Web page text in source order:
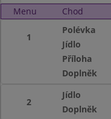
Menu
Chod
1
Polévka
Jídlo
Příloha
Doplněk
2
Jídlo
Doplněk